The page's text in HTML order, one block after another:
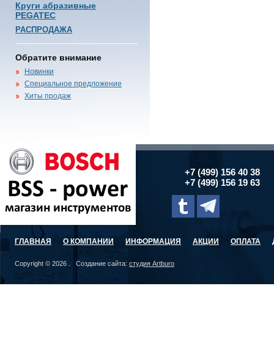
Круги абразивные
PEGATEC
РАСПРОДАЖА
Обратите внимание
Новинки
Специальное предложение
Хиты продаж
+7 (499) 156 40 38
+7 (499) 156 19 63
ГЛАВНАЯ О КОМПАНИИ ИНФОРМАЦИЯ АКЦИИ ОПЛАТА
Copyright © 2026 . Создание сайта: студия Artburo